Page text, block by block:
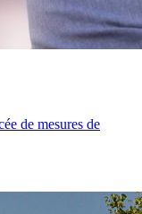
de mesures de